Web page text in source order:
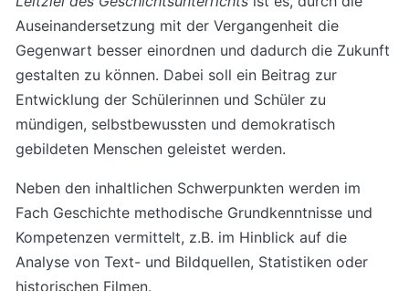
Auseinandersetzung mit der Vergangenheit die
Gegenwart besser einordnen und dadurch die Zukunft
gestalten zu können. Dabei soll ein Beitrag zur
Entwicklung der Schülerinnen und Schüler zu
mündigen, selbstbewussten und demokratisch
gebildeten Menschen geleistet werden.
Neben den inhaltlichen Schwerpunkten werden im
Fach Geschichte methodische Grundkenntnisse und
Kompetenzen vermittelt, z.B. im Hinblick auf die
Analyse von Text- und Bildquellen, Statistiken oder
historischen Filmen.